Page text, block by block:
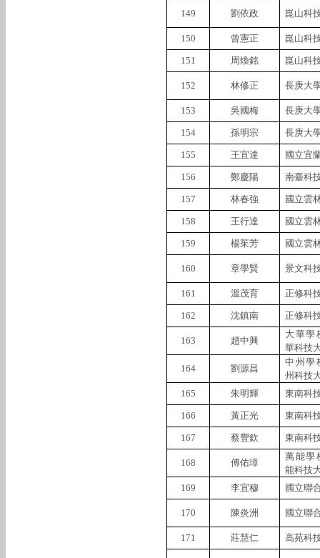
149 劉依政 崑山科
150 曾憲正 崑山科
151 周煥銘 崑山科
152 林修正 長庚大
153 吳國梅 長庚大
154 孫明宗 長庚大
155 王宜達 國立宜
156 鄭慶陽 南臺科
157 林春強 國立雲
158 王行達 國立雲
159 楊茱芳 國立雲
160 章學賢 景文科
161 溫茂育 正修科
162 沈鎮南 正修科
163 趙中興
大華學
華科技
164
劉源昌
中州學
州科技
165
朱明輝 東南科
166 黃正光 東南科
167 蔡豐欽 東南科
168 傅佑璋
萬能學
能科技
169
李宜穆 國立聯
170 陳炎洲 國立聯
171 莊慧仁 高苑科